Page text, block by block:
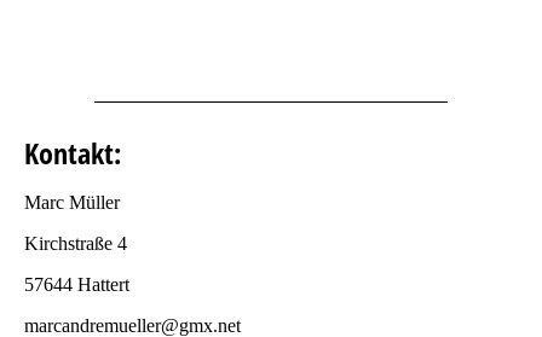
Kontakt:
Marc Müller
Kirchstraße 4
57644 Hattert
marcandremueller@gmx.net